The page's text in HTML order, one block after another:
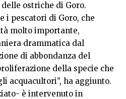
ostriche di Goro.
i pescatori di Goro, che
molto importante,
drammatica dal
di abbondanza del
della specie che
acquacultori”, ha aggiunto.
è intervenuto in